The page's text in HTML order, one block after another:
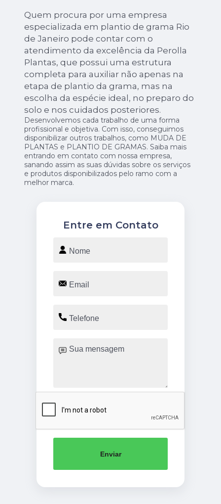
Quem procura por uma empresa
especializada em plantio de grama Rio
de Janeiro pode contar com o
atendimento da excelência da Perolla
Plantas, que possui uma estrutura
completa para auxiliar não apenas na
etapa de plantio da grama, mas na
escolha da espécie ideal, no preparo do
solo e nos cuidados posteriores.
Desenvolvemos cada trabalho de uma forma
profissional e objetiva. Com isso, conseguimos
disponibilizar outros trabalhos, como MUDA DE
PLANTAS e PLANTIO DE GRAMAS. Saiba mais
entrando em contato com nossa empresa,
sanando assim as suas dúvidas sobre os serviços
e produtos disponibilizados pelo ramo com a
melhor marca.
Entre em Contato
Enviar